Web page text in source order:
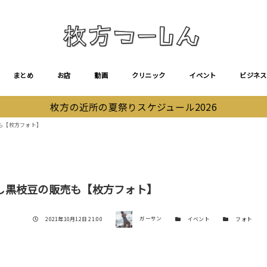
まとめ お店 動画 クリニック イベント ビジネス
枚方の近所の夏祭りスケジュール2026
枚方フォト】
枝豆の販売も【枚方フォト】
投稿日
2021年10月12日 21:00 著者 ガーサン カテゴリー
イベント カテゴリー
フォト